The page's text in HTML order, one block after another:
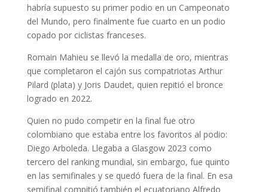
habría supuesto su primer podio en un Campeonato
del Mundo, pero finalmente fue cuarto en un podio
copado por ciclistas franceses.
Romain Mahieu se llevó la medalla de oro, mientras
que completaron el cajón sus compatriotas Arthur
Pilard (plata) y Joris Daudet, quien repitió el bronce
logrado en 2022.
Quien no pudo competir en la final fue otro
colombiano que estaba entre los favoritos al podio:
Diego Arboleda. Llegaba a Glasgow 2023 como
tercero del ranking mundial, sin embargo, fue quinto
en las semifinales y se quedó fuera de la final. En esa
semifinal compitió también el ecuatoriano Alfredo